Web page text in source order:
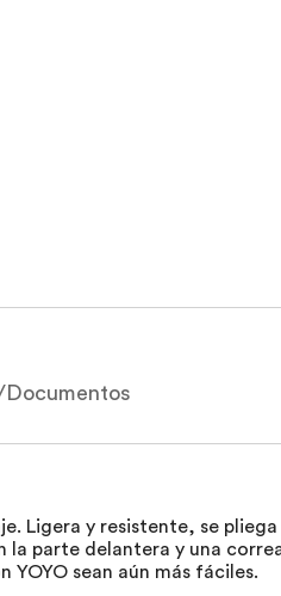
Documentos
Ligera y resistente, se
la parte delantera y una
YOYO sean aún más fáciles.